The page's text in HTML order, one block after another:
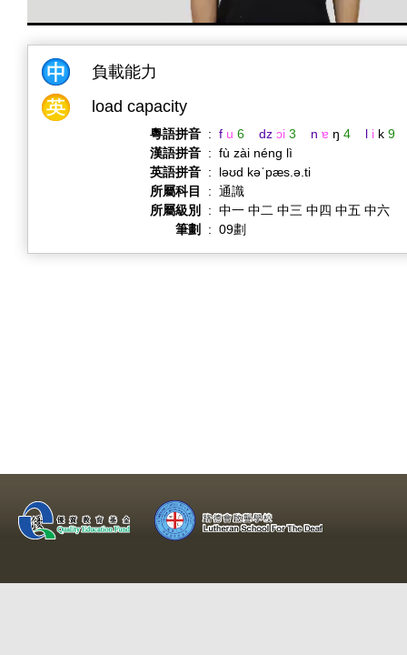
負載能力
load capacity
粵語拼音 : f u 6 dz ɔi 3 n ɐ ŋ 4 l i k 9
漢語拼音 : fù zài néng lì
英語拼音 :
ləʊd kəˈpæs.ə.ti
所屬科目
: 通識
所屬級別
: 中一 中二 中三 中四 中五 中六
筆劃
: 09劃